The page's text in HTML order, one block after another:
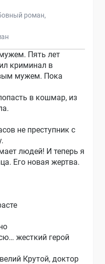
роман
Пять лет
криминал в
мужем. Пока
в кошмар, из
не преступник с
людей! И теперь я
Его новая жертва.
жесткий герой
Крутой, доктор